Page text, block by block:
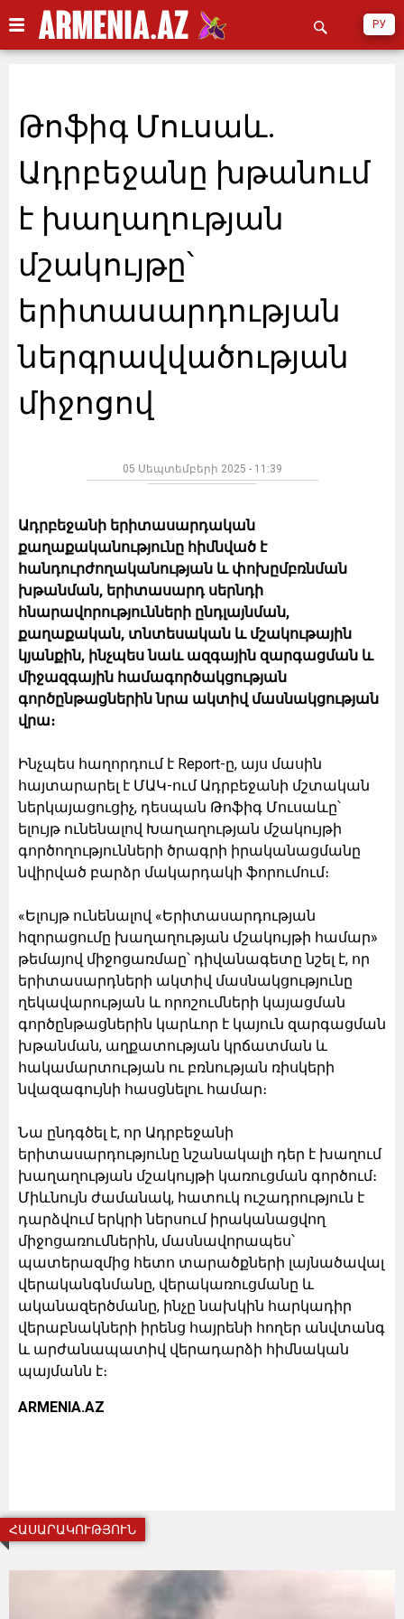
РУ
Թոֆիգ Մուսաև.
Ադրբեջանը խթանում
է խաղաղության
մշակույթը՝
երիտասարդության
ներգրավվածության
միջոցով
05 Սեպտեմբերի 2025 - 11:39
Ադրբեջանի երիտասարդական
քաղաքականությունը հիմնված է
հանդուրժողականության և փոխըմբռնման
խթանման, երիտասարդ սերնդի
հնարավորությունների ընդլայնման,
քաղաքական, տնտեսական և մշակութային
կյանքին, ինչպես նաև ազգային զարգացման և
միջազգային համագործակցության
գործընթացներին նրա ակտիվ մասնակցության
վրա։
Ինչպես հաղորդում է Report-ը, այս մասին
հայտարարել է ՄԱԿ-ում Ադրբեջանի մշտական
ներկայացուցիչ, դեսպան Թոֆիգ Մուսաևը՝
ելույթ ունենալով Խաղաղության մշակույթի
գործողությունների ծրագրի իրականացմանը
նվիրված բարձր մակարդակի ֆորումում։
«Ելույթ ունենալով «Երիտասարդության
հզորացումը խաղաղության մշակույթի համար»
թեմայով միջոցառմաը՝ դիվանագետը նշել է, որ
երիտասարդների ակտիվ մասնակցությունը
ղեկավարության և որոշումների կայացման
գործընթացներին կարևոր է կայուն զարգացման
խթանման, աղքատության կրճատման և
հակամարտության ու բռնության ռիսկերի
նվազագույնի հասցնելու համար։
Նա ընդգծել է, որ Ադրբեջանի
երիտասարդությունը նշանակալի դեր է խաղում
խաղաղության մշակույթի կառուցման գործում։
Միևնույն ժամանակ, հատուկ ուշադրություն է
դարձվում երկրի ներսում իրականացվող
միջոցառումներին, մասնավորապես՝
պատերազմից հետո տարածքների լայնածավալ
վերականգնմանը, վերակառուցմանը և
ականազերծմանը, ինչը նախկին հարկադիր
վերաբնակների իրենց հայրենի հողեր անվտանգ
և արժանապատիվ վերադարձի հիմնական
պայմանն է։
ARMENIA.AZ
ՀԱՍԱՐԱԿՈՒԹՅՈՒՆ